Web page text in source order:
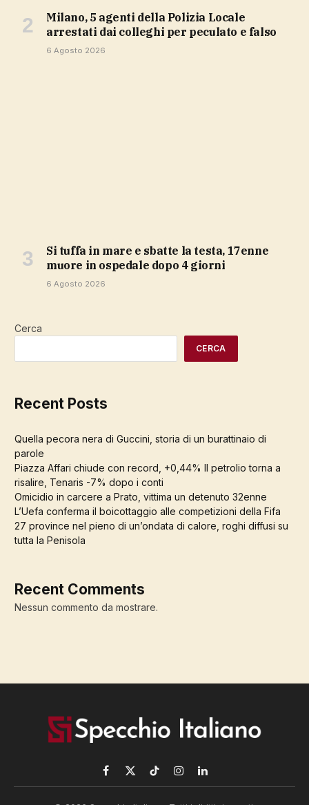
Milano, 5 agenti della Polizia Locale
arrestati dai colleghi per peculato e falso
6 Agosto 2026
Si tuffa in mare e sbatte la testa, 17enne
muore in ospedale dopo 4 giorni
6 Agosto 2026
Cerca
CERCA
Recent Posts
Quella pecora nera di Guccini, storia di un burattinaio di
parole
Piazza Affari chiude con record, +0,44% Il petrolio torna a
risalire, Tenaris -7% dopo i conti
Omicidio in carcere a Prato, vittima un detenuto 32enne
L’Uefa conferma il boicottaggio alle competizioni della Fifa
27 province nel pieno di un’ondata di calore, roghi diffusi su
tutta la Penisola
Recent Comments
Nessun commento da mostrare.
Facebook
X
TikTokInstagramLinkedIn